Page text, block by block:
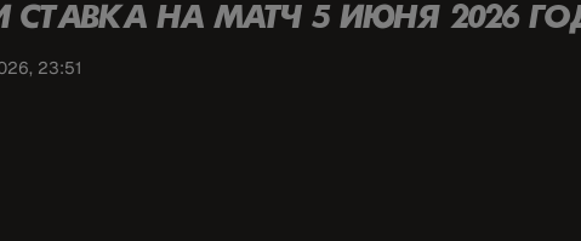
СТАВКА НА МАТЧ 5 ИЮНЯ 2026
23:51